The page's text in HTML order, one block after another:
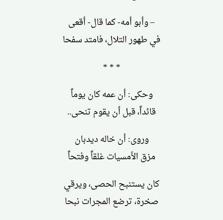
– وأبو أمه- كما قال- أقعى
في طهور التلال، فامتد سفحا
* * *
وحكى: أن عمه كان يوماً
قائداً، قبل أن يقوم تنحى..
وروى: أن خاله ديدبان
مزق الأمسيات غلقاً وفتحاً
كان يستنبح الحصى، ويرقي
صخرة، ترضع المجرات نبحا